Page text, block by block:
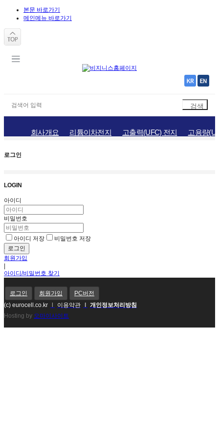
본문 바로가기
메인메뉴 바로가기
회사개요 리튬이차전지 고출력(UFC) 전지 고용량
로그인
LOGIN
아이디
비밀번호
아이디 저장 비밀번호 저장
회원가입
아이디/비밀번호 찾기
로그인 회원가입
PC버전
(c) eurocell.co.kr
이용약관
개인정보처리방침
Hosting by 오마이사이트